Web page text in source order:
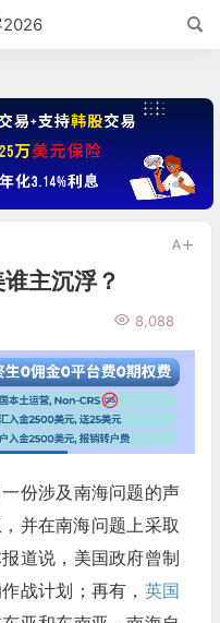
2026
主沉浮？
8,088
份涉及南海问题的声
并在南海问题上采取
道说，美国政府曾制
战计划；再有， 英国